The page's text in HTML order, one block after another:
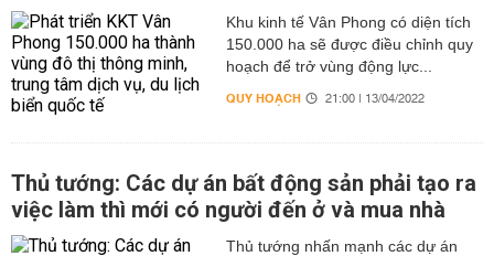
Khu kinh tế Vân Phong có diện tích
150.000 ha sẽ được điều chỉnh quy
hoạch để trở vùng động lực...
QUY HOẠCH 21:00 | 13/04/2022
Thủ tướng: Các dự án bất động sản phải tạo ra
việc làm thì mới có người đến ở và mua nhà
Thủ tướng nhấn mạnh các dự án